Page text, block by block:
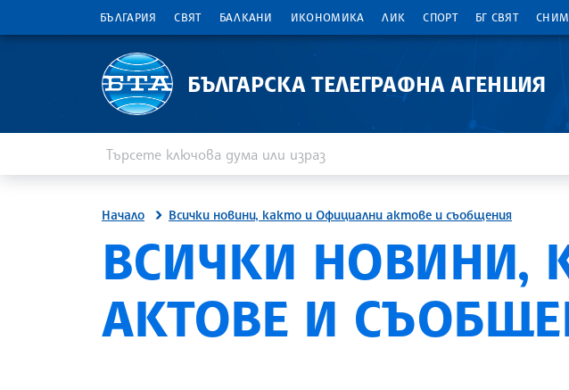
БЪЛГАРИЯ СВЯТ БАЛКАНИ ИКОНОМИКА ЛИК СПОРТ БГ СВЯТ
БЪЛГАРСКА ТЕЛЕГРАФНА АГЕНЦИЯ
Начало Всички новини, както и Официални актове и съобщения
ВСИЧКИ НОВИНИ,
АКТОВЕ И